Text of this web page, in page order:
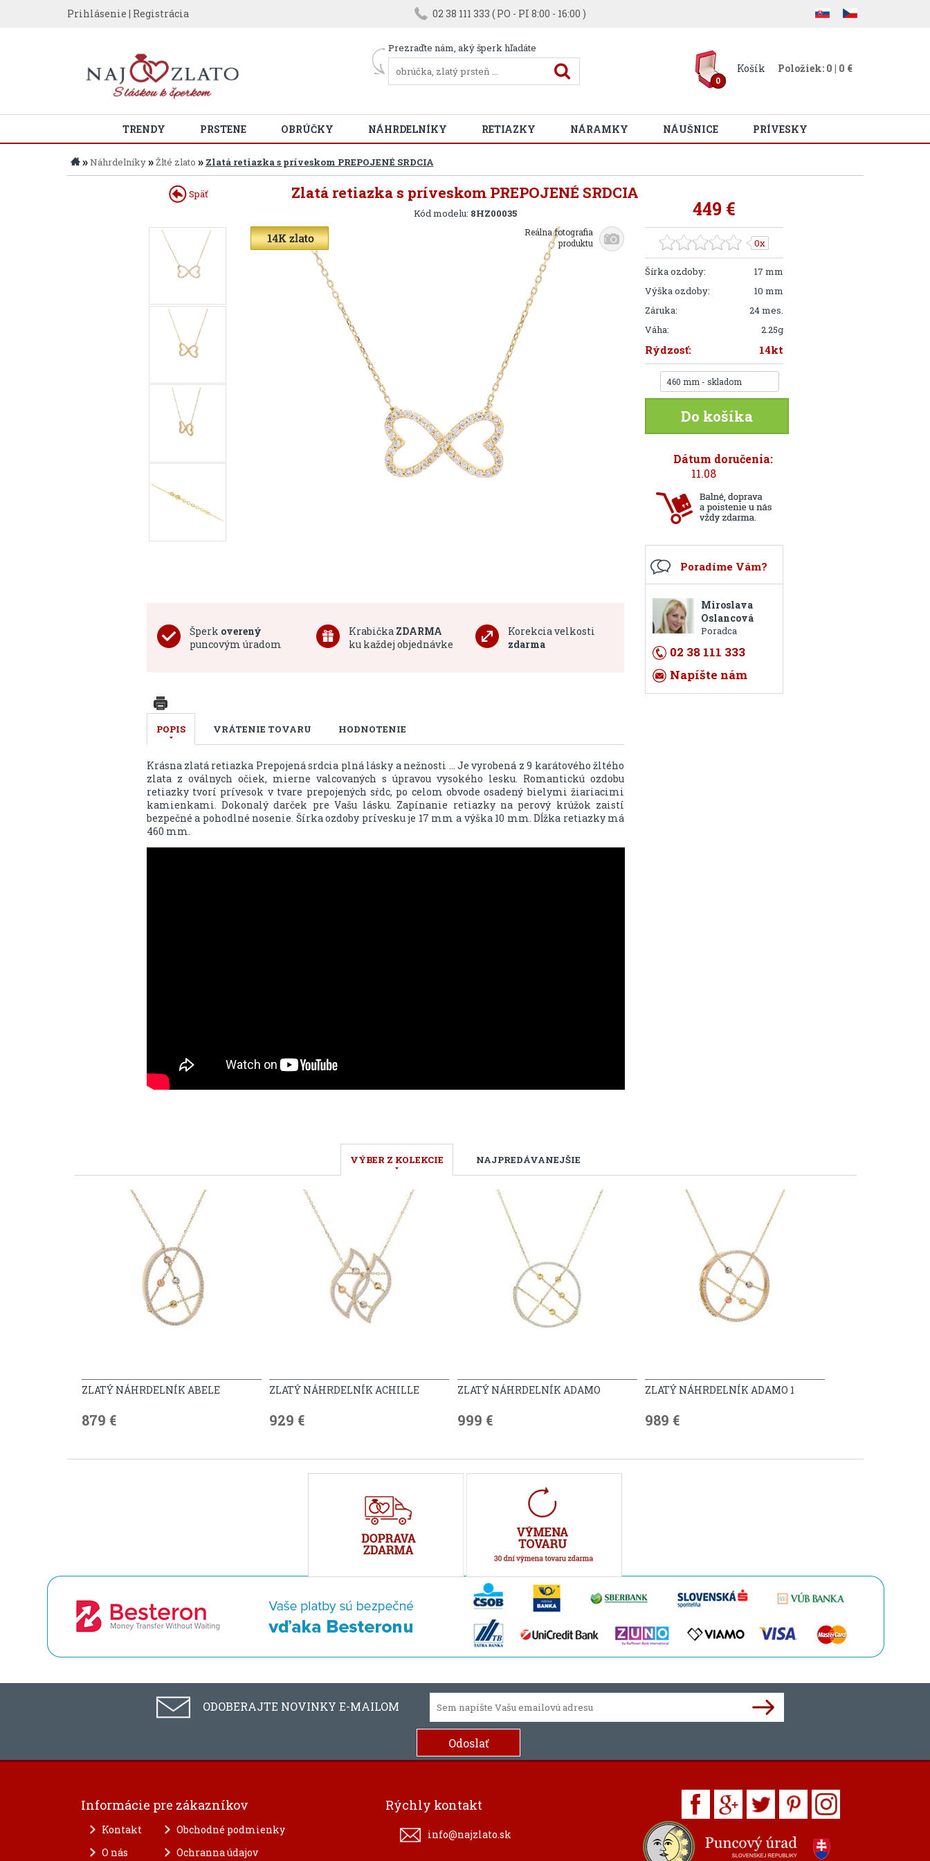
Prihlásenie | Registrácia 02 38 111 333 ( PO - PI 8:00 - 16:00 )
Prezraďte nám, aký šperk hľadáte
0
Košík Položiek: 0 | 0 €
TRENDY PRSTENE OBRÚČKY NÁHRDELNÍKY RETIAZKY NÁRAMKY NÁUŠNICE PRÍVESKY
»Náhrdelníky»Žlté zlato » Zlatá retiazka s príveskom PREPOJENÉ SRDCIA
Zlatá retiazka s príveskom PREPOJENÉ SRDCIA
Kód modelu: 8HZ00035
Späť
Reálna fotografia
produktu
Šperk overený
puncovým úradom
Krabička ZDARMA
ku každej objednávke
Korekcia velkosti
zdarma
POPIS VRÁTENIE TOVARU HODNOTENIE
Krásna zlatá retiazka Prepojená srdcia plná lásky a nežnosti ... Je vyrobená z 9 karátového žltého
zlata z oválnych očiek, mierne valcovaných s úpravou vysokého lesku. Romantickú ozdobu
retiazky tvorí prívesok v tvare prepojených sŕdc, po celom obvode osadený bielymi žiariacimi
kamienkami. Dokonalý darček pre Vašu lásku. Zapínanie retiazky na perový krúžok zaistí
bezpečné a pohodlné nosenie. Šírka ozdoby prívesku je 17 mm a výška 10 mm. Dĺžka retiazky má
460 mm.
449 €
0x
Šírka ozdoby:
17 mm
Výška ozdoby:
10 mm
Záruka:
24 mes.
Váha:
2.25g
Rýdzosť: 14kt
460 mm - skladom
Do košíka
Dátum doručenia:
11.08
Poradíme Vám?
Miroslava
Oslancová
Poradca
02 38 111 333
Napíšte nám
VÝBER Z KOLEKCIE NAJPREDÁVANEJŠIE
ZLATÝ NÁHRDELNÍK ABELE
879 €
ZLATÝ NÁHRDELNÍK ACHILLE
929 €
ZLATÝ NÁHRDELNÍK ADAMO
999 €
ZLATÝ NÁHRDELNÍK ADAMO 1
989 €
ODOBERAJTE NOVINKY E-MAILOM
Informácie pre zákazníkov
Kontakt
O nás
Obchodné podmienky
Ochranna údajov
Rýchly kontakt
info@najzlato.sk